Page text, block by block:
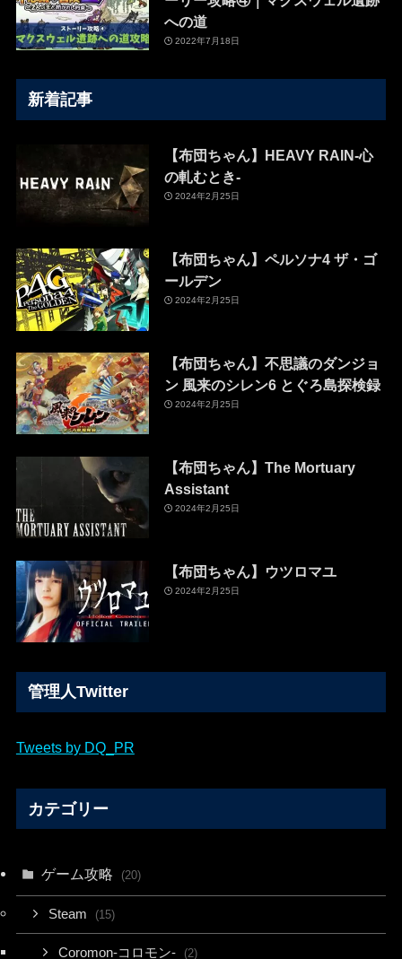
への道
2022年7月18日
新着記事
【布団ちゃん】HEAVY RAIN-心
の軋むとき-
2024年2月25日
【布団ちゃん】ペルソナ4 ザ・ゴ
ールデン
2024年2月25日
【布団ちゃん】不思議のダンジョ
ン 風来のシレン6 とぐろ島探検録
2024年2月25日
【布団ちゃん】The Mortuary
Assistant
2024年2月25日
【布団ちゃん】ウツロマユ
2024年2月25日
管理人Twitter
Tweets by DQ_PR
カテゴリー
ゲーム攻略 (20)
Steam (15)
Coromon-コロモン- (2)